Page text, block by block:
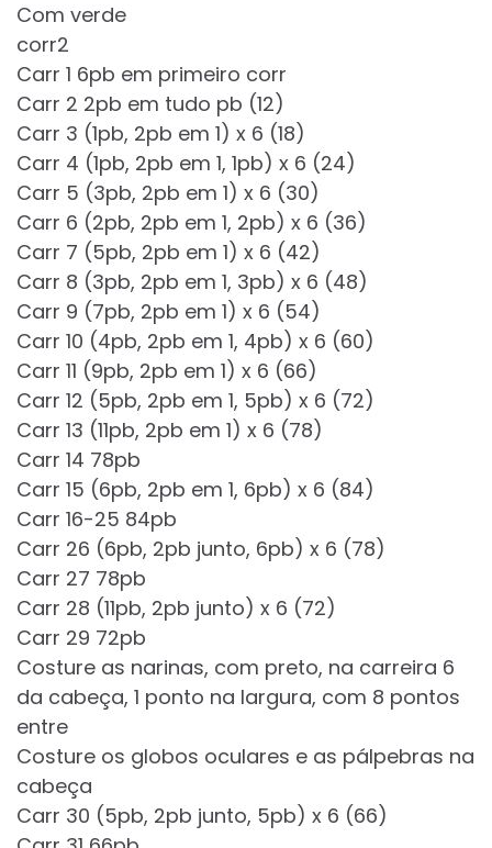
Com verde
corr2
Carr 1 6pb em primeiro corr
Carr 2 2pb em tudo pb (12)
Carr 3 (1pb, 2pb em 1) x 6 (18)
Carr 4 (1pb, 2pb em 1, 1pb) x 6 (24)
Carr 5 (3pb, 2pb em 1) x 6 (30)
Carr 6 (2pb, 2pb em 1, 2pb) x 6 (36)
Carr 7 (5pb, 2pb em 1) x 6 (42)
Carr 8 (3pb, 2pb em 1, 3pb) x 6 (48)
Carr 9 (7pb, 2pb em 1) x 6 (54)
Carr 10 (4pb, 2pb em 1, 4pb) x 6 (60)
Carr 11 (9pb, 2pb em 1) x 6 (66)
Carr 12 (5pb, 2pb em 1, 5pb) x 6 (72)
Carr 13 (11pb, 2pb em 1) x 6 (78)
Carr 14 78pb
Carr 15 (6pb, 2pb em 1, 6pb) x 6 (84)
Carr 16-25 84pb
Carr 26 (6pb, 2pb junto, 6pb) x 6 (78)
Carr 27 78pb
Carr 28 (11pb, 2pb junto) x 6 (72)
Carr 29 72pb
Costure as narinas, com preto, na carreira 6
da cabeça, 1 ponto na largura, com 8 pontos
entre
Costure os globos oculares e as pálpebras na
cabeça
Carr 30 (5pb, 2pb junto, 5pb) x 6 (66)